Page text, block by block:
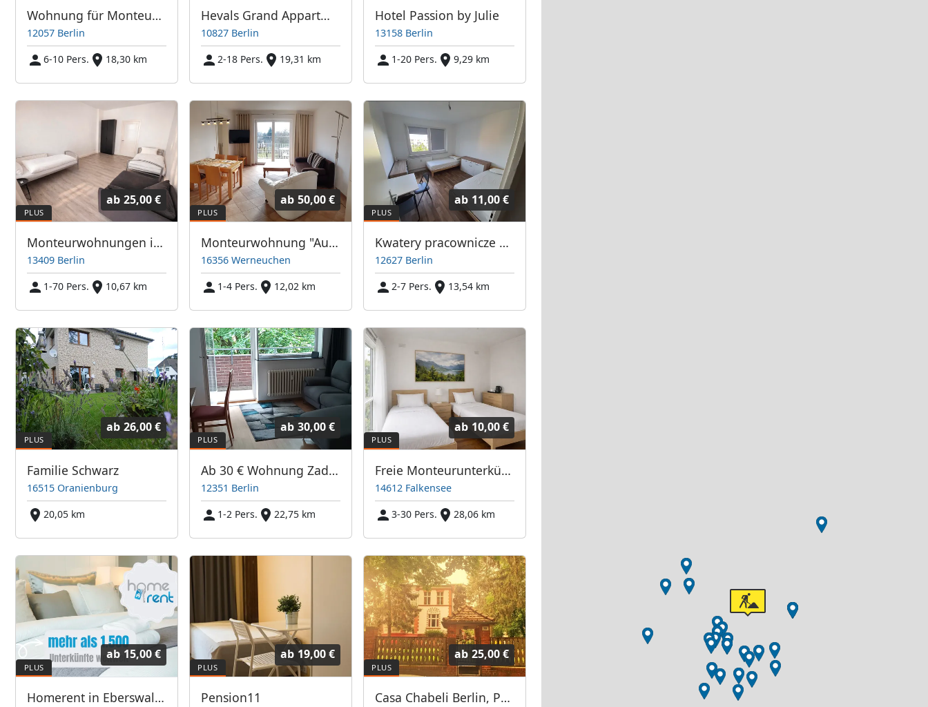
Wohnung für Monteure nahe Dreieck Neukölln
12057 Berlin
6-10 Pers.
18,30 km
Hevals Grand Appartments
10827 Berlin
2-18 Pers.
19,31 km
Hotel Passion by Julie
13158 Berlin
1-20 Pers.
9,29 km
ab 25,00 €
Monteurwohnungen in Berlin
13409 Berlin
1-70 Pers.
10,67 km
ab 50,00 €
Monteurwohnung "Ausblick" 5 min von der A 10 Abfahrt Blumberg
16356 Werneuchen
1-4 Pers.
12,02 km
ab 11,00 €
Kwatery pracownicze Berlin-Hellersdorf i Neukölln pokoje 2-4 osób.
12627 Berlin
2-7 Pers.
13,54 km
ab 26,00 €
Familie Schwarz
16515 Oranienburg
20,05 km
ab 30,00 €
Ab 30 € Wohnung Zadekstrasse
12351 Berlin
1-2 Pers.
22,75 km
ab 10,00 €
Freie Monteurunterkünfte in Falkensee – JETZT anrufen! Wir sprechen auch Polnisch
14612 Falkensee
3-30 Pers.
28,06 km
ab 15,00 €
Homerent in Eberswalde und Bernau bei Berlin
ab 19,00 €
Pension11
ab 25,00 €
Casa Chabeli Berlin, Pension / Gästehaus, Ferienwohnung - Berlin Steglitz-Zehlendorf